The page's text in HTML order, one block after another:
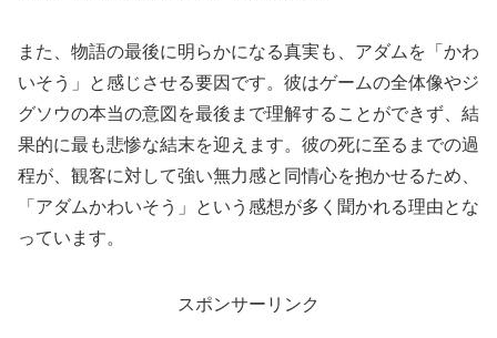
また、物語の最後に明らかになる真実も、アダムを「かわ
いそう」と感じさせる要因です。彼はゲームの全体像やジ
グソウの本当の意図を最後まで理解することができず、結
果的に最も悲惨な結末を迎えます。彼の死に至るまでの過
程が、観客に対して強い無力感と同情心を抱かせるため、
「アダムかわいそう」という感想が多く聞かれる理由とな
っています。
スポンサーリンク